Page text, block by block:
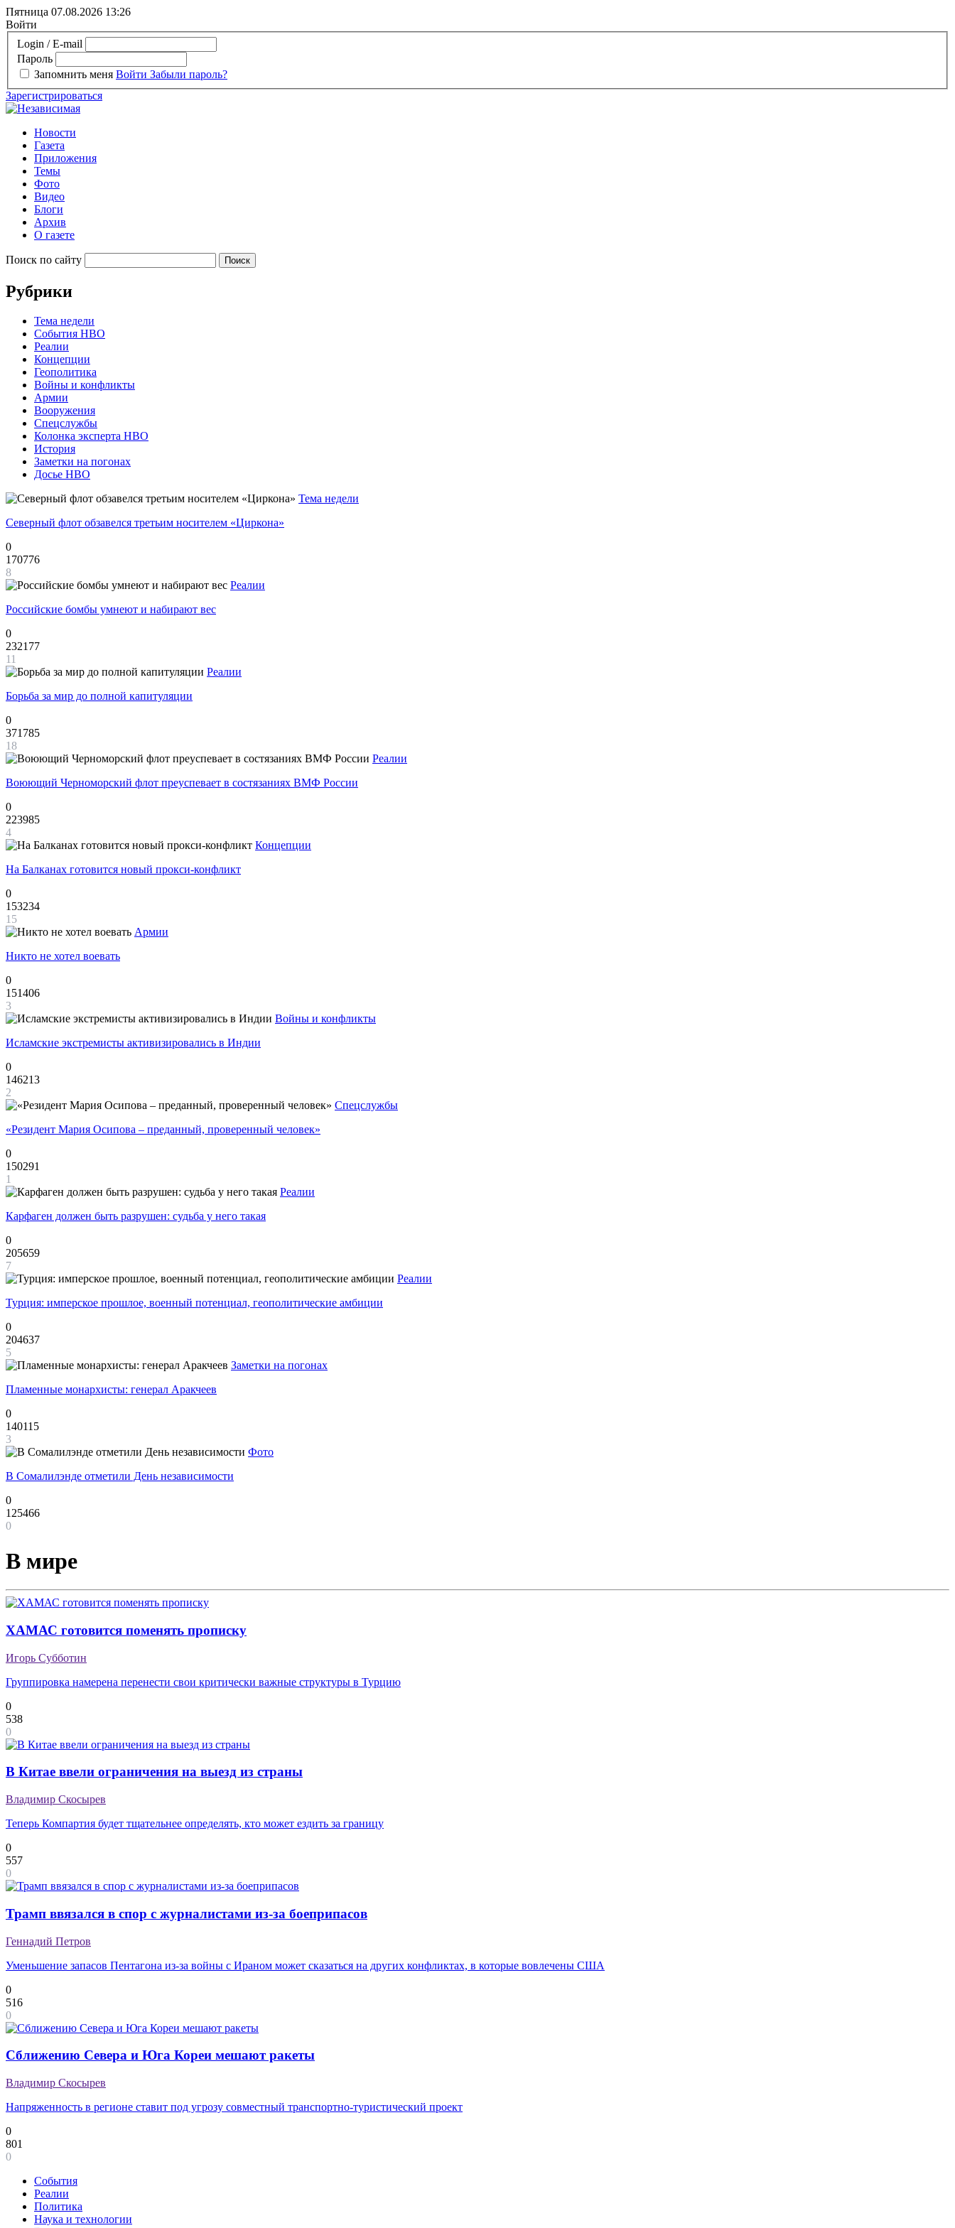
Пятница 07.08.2026 13:26
Войти
Login / E-mail
Пароль
Запомнить меня Войти Забыли пароль?
Зарегистрироваться
Новости
Газета
Приложения
Темы
Фото
Видео
Блоги
Архив
О газете
Поиск по сайту
Рубрики
Тема недели
События НВО
Реалии
Концепции
Геополитика
Войны и конфликты
Армии
Вооружения
Спецслужбы
Колонка эксперта НВО
История
Заметки на погонах
Досье НВО
Тема недели
Северный флот обзавелся третьим носителем «Циркона»
0
170776
8
Реалии
Российские бомбы умнеют и набирают вес
0
232177
11
Реалии
Борьба за мир до полной капитуляции
0
371785
18
Реалии
Воюющий Черноморский флот преуспевает в состязаниях ВМФ России
0
223985
4
Концепции
На Балканах готовится новый прокси-конфликт
0
153234
15
Армии
Никто не хотел воевать
0
151406
3
Войны и конфликты
Исламские экстремисты активизировались в Индии
0
146213
2
Спецслужбы
«Резидент Мария Осипова – преданный, проверенный человек»
0
150291
1
Реалии
Карфаген должен быть разрушен: судьба у него такая
0
205659
7
Реалии
Турция: имперское прошлое, военный потенциал, геополитические амбиции
0
204637
5
Заметки на погонах
Пламенные монархисты: генерал Аракчеев
0
140115
3
Фото
В Сомалилэнде отметили День независимости
0
125466
0
В мире
ХАМАС готовится поменять прописку
Игорь Субботин
Группировка намерена перенести свои критически важные структуры в Турцию
0
538
0
В Китае ввели ограничения на выезд из страны
Владимир Скосырев
Теперь Компартия будет тщательнее определять, кто может ездить за границу
0
557
0
Трамп ввязался в спор с журналистами из-за боеприпасов
Геннадий Петров
Уменьшение запасов Пентагона из-за войны с Ираном может сказаться на других конфликтах, в которые вовлечены США
0
516
0
Сближению Севера и Юга Кореи мешают ракеты
Владимир Скосырев
Напряженность в регионе ставит под угрозу совместный транспортно-туристический проект
0
801
0
События
Реалии
Политика
Наука и технологии